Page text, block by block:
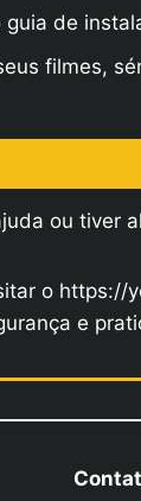
guia de
filmes,
ou tiver
o https://
e